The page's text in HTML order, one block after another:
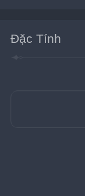
Đặc Tính